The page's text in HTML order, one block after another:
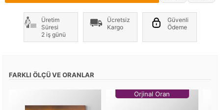
Üretim
Süresi
2 iş günü
Ücretsiz
Kargo
Güvenli
Ödeme
FARKLI ÖLÇÜ VE ORANLAR
Orjinal Oran